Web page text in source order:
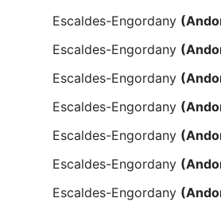
Escaldes-Engordany
Escaldes-Engordany
Escaldes-Engordany
Escaldes-Engordany
Escaldes-Engordany
Escaldes-Engordany
Escaldes-Engordany